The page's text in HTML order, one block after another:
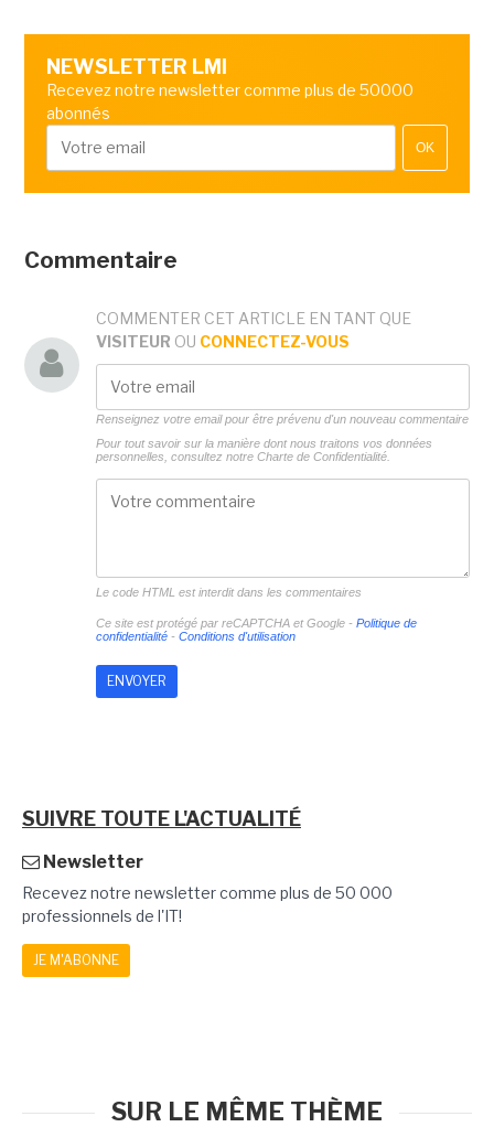
NEWSLETTER LMI
Recevez notre newsletter comme plus de 50000
abonnés
OK
Commentaire
COMMENTER CET ARTICLE EN TANT QUE
VISITEUR OU CONNECTEZ-VOUS
Renseignez votre email pour être prévenu d'un nouveau commentaire
Pour tout savoir sur la manière dont nous traitons vos données
personnelles, consultez notre Charte de Confidentialité.
Le code HTML est interdit dans les commentaires
Ce site est protégé par reCAPTCHA et Google - Politique de
confidentialité- Conditions d'utilisation
SUIVRE TOUTE L'ACTUALITÉ
Newsletter
Recevez notre newsletter comme plus de 50 000
professionnels de l'IT!
JE M'ABONNE
SUR LE MÊME THÈME